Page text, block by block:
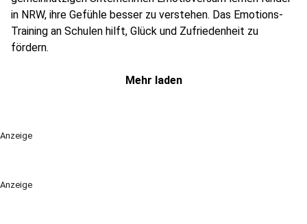
in NRW, ihre Gefühle besser zu verstehen. Das Emotions-
Training an Schulen hilft, Glück und Zufriedenheit zu
fördern.
Mehr laden
Anzeige
Anzeige